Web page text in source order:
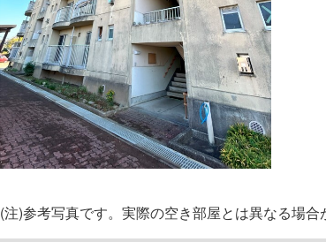
(注)参考写真です。実際の空き部屋とは異なる場